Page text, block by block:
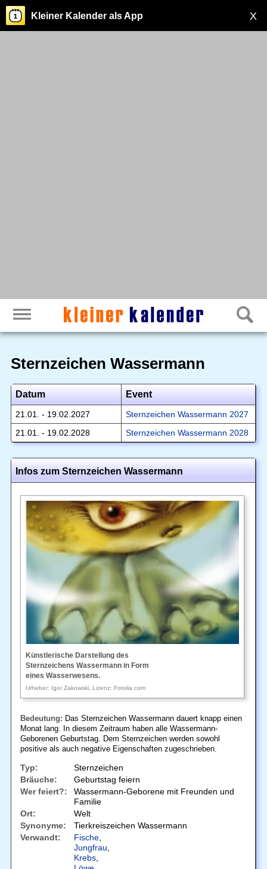
X
Kleiner Kalender als App
Sternzeichen Wassermann
Datum Event
21.01. - 19.02.2027
Sternzeichen Wassermann 2027
21.01. - 19.02.2028
Sternzeichen Wassermann 2028
Infos zum Sternzeichen Wassermann
Künstlerische Darstellung des
Sternzeichens Wassermann in Form
eines Wasserwesens.
Urheber: Igor Zakowski, Lizenz: Fotolia.com
Bedeutung: Das Sternzeichen Wassermann dauert knapp einen
Monat lang. In diesem Zeitraum haben alle Wassermann-
Geborenen Geburtstag. Dem Sternzeichen werden sowohl
positive als auch negative Eigenschaften zugeschrieben.
Typ:
Sternzeichen
Bräuche:
Geburtstag feiern
Wer feiert?:
Wassermann-Geborene mit Freunden und
Familie
Ort:
Welt
Synonyme:
Tierkreiszeichen Wassermann
Verwandt:
Fische,
Jungfrau,
Krebs,